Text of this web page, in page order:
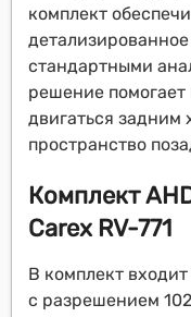
комплект
стандартными
решение помогает
двигаться задним
пространство
Комплект
Carex RV-771
В комплект
с разрешением